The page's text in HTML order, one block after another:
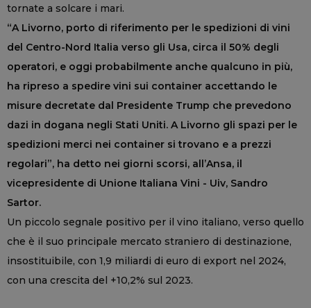
tornate a solcare i mari.
“A Livorno, porto di riferimento per le spedizioni di vini
del Centro-Nord Italia verso gli Usa, circa il 50% degli
operatori, e oggi probabilmente anche qualcuno in più,
ha ripreso a spedire vini sui container accettando le
misure decretate dal Presidente Trump che prevedono
dazi in dogana negli Stati Uniti. A Livorno gli spazi per le
spedizioni merci nei container si trovano e a prezzi
regolari”, ha detto nei giorni scorsi, all’Ansa, il
vicepresidente di Unione Italiana Vini - Uiv, Sandro
Sartor.
Un piccolo segnale positivo per il vino italiano, verso quello
che è il suo principale mercato straniero di destinazione,
insostituibile, con 1,9 miliardi di euro di export nel 2024,
con una crescita del +10,2% sul 2023.